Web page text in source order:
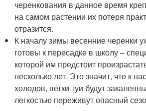
черенкования в данное время
на самом растении их потеря
отразится.
К началу зимы весенние черенки
готовы к пересадке в школу –
которой им предстоит
несколько лет. Это значит, что к
холодов, ветки туи будут
легкостью переживут опасный